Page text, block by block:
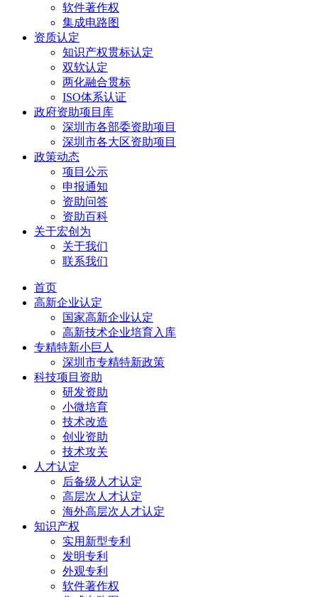
软件著作权
集成电路图
资质认定
知识产权贯标认定
双软认定
两化融合贯标
ISO体系认证
政府资助项目库
深圳市各部委资助项目
深圳市各大区资助项目
政策动态
项目公示
申报通知
资助问答
资助百科
关于宏创为
关于我们
联系我们
首页
高新企业认定
国家高新企业认定
高新技术企业培育入库
专精特新小巨人
深圳市专精特新政策
科技项目资助
研发资助
小微培育
技术改造
创业资助
技术攻关
人才认定
后备级人才认定
高层次人才认定
海外高层次人才认定
知识产权
实用新型专利
发明专利
外观专利
软件著作权